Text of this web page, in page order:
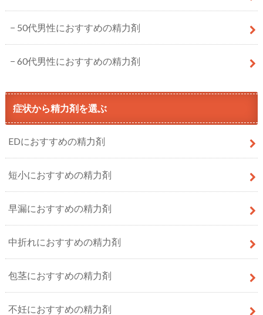
50代男性におすすめの精力剤
60代男性におすすめの精力剤
症状から精力剤を選ぶ
EDにおすすめの精力剤
短小におすすめの精力剤
早漏におすすめの精力剤
中折れにおすすめの精力剤
包茎におすすめの精力剤
不妊におすすめの精力剤